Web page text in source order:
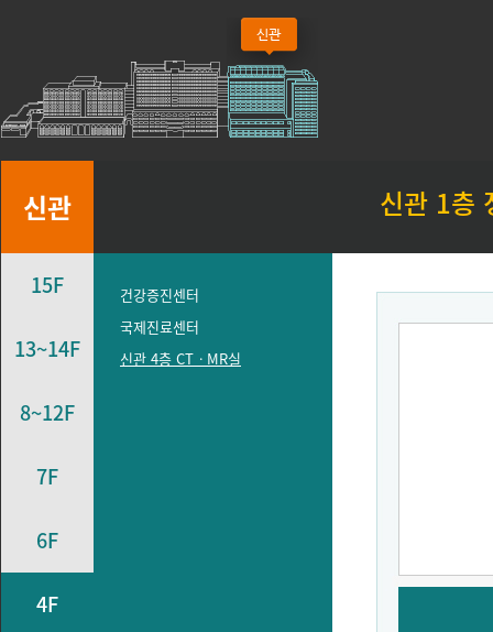
신관 신관 1층
15F
13~14F
8~12F
7F
6F
4F
건강증진센터
국제진료센터
신관 4층 CTㆍMR실